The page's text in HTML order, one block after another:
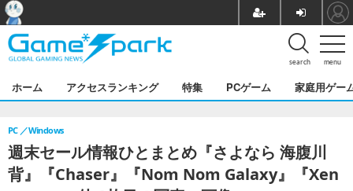
menu
search
ホーム アクセスランキング 特集 PCゲーム 家庭用ゲー
週末セール情報ひとまとめ『さよなら 海腹川
背』『Chaser』『Nom Nom Galaxy』『Xen
PC Windows